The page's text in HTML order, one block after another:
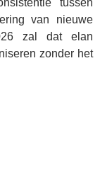
van nieuwe
zal dat elan
zonder het